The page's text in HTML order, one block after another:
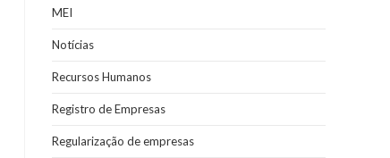
MEI
Notícias
Recursos Humanos
Registro de Empresas
Regularização de empresas